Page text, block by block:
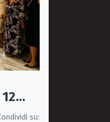
su: